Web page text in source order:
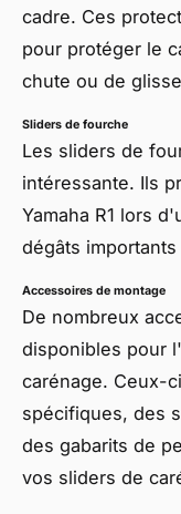
cadre. Ces
pour protéger le
chute ou de
Sliders de fourche
Les sliders de
intéressante. Ils
Yamaha R1 lors
dégâts
Accessoires de montage
De nombreux
disponibles pour
carénage. Ceux-
spécifiques, des
des gabarits de
vos sliders de